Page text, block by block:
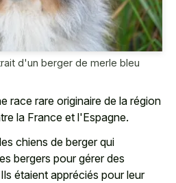
d'un berger de merle bleu
race rare originaire de la région
la France et l'Espagne.
chiens de berger qui
bergers pour gérer des
étaient appréciés pour leur